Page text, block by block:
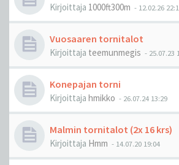
Kirjoittaja 1000ft300m - 12.02.26
Vuosaaren tornitalot
Kirjoittaja teemunmegis - 25.07.23
Konepajan torni
Kirjoittaja hmikko - 26.07.24 13:29
Malmin tornitalot (2x 16 krs)
Kirjoittaja Hmm - 14.07.20 19:04